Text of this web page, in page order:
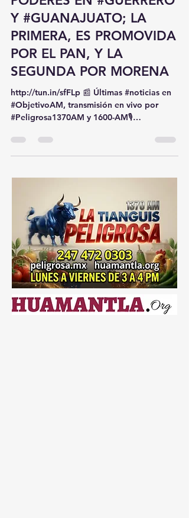
DESAPARICIÓN DE
PODERES EN #GUERRERO
Y #GUANAJUATO; LA
PRIMERA, ES PROMOVIDA
POR EL PAN, Y LA
SEGUNDA POR MORENA
http://tun.in/sfFLp 📰 Últimas #noticias en
#Peligrosa1370AM y 1600-AM🎙️
Descúbrelo en...